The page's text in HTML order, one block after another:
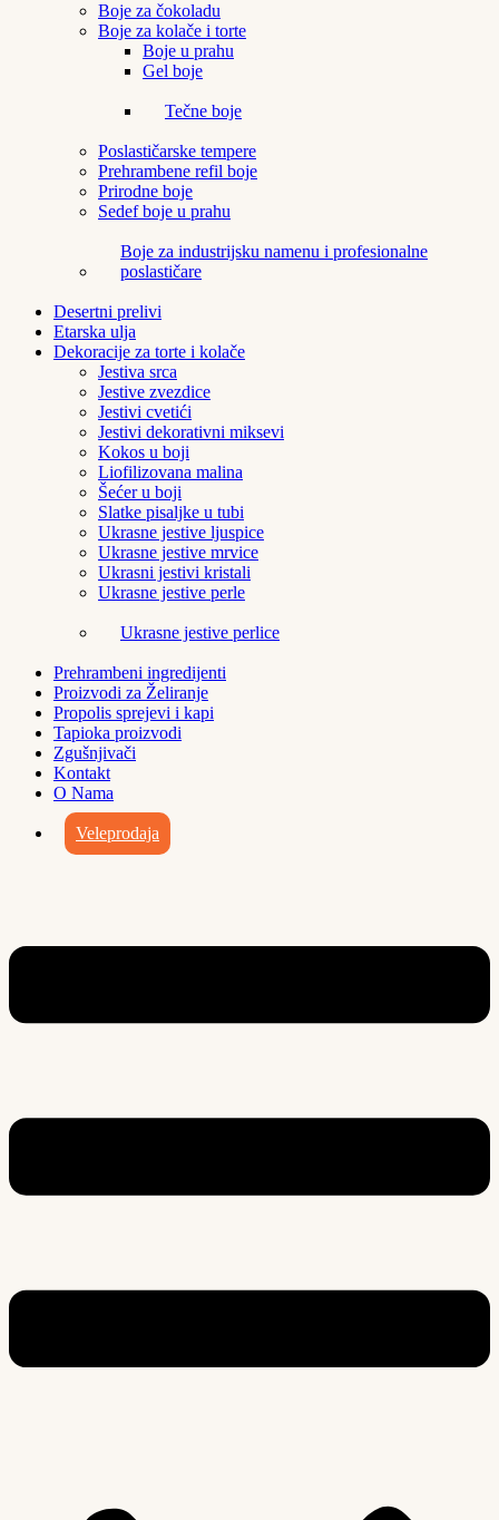
Boje za čokoladu
Boje za kolače i torte
Boje u prahu
Gel boje
Tečne boje
Poslastičarske tempere
Prehrambene refil boje
Prirodne boje
Sedef boje u prahu
Boje za industrijsku namenu i profesionalne
poslastičare
Desertni prelivi
Etarska ulja
Dekoracije za torte i kolače
Jestiva srca
Jestive zvezdice
Jestivi cvetići
Jestivi dekorativni miksevi
Kokos u boji
Liofilizovana malina
Šećer u boji
Slatke pisaljke u tubi
Ukrasne jestive ljuspice
Ukrasne jestive mrvice
Ukrasni jestivi kristali
Ukrasne jestive perle
Ukrasne jestive perlice
Prehrambeni ingredijenti
Proizvodi za Želiranje
Propolis sprejevi i kapi
Tapioka proizvodi
Zgušnjivači
Kontakt
O Nama
Veleprodaja